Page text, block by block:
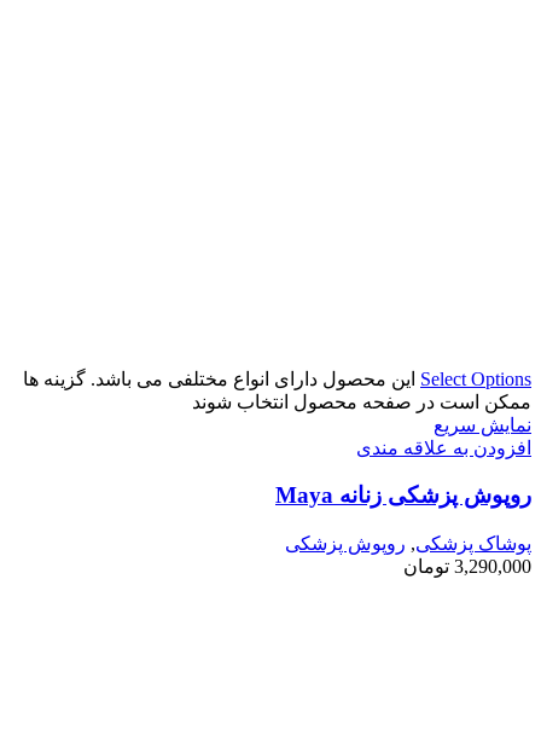
Select Options این محصول دارای انواع مختلفی می باشد. گزینه ها
ممکن است در صفحه محصول انتخاب شوند
نمایش سریع
افزودن به علاقه مندی
روپوش پزشکی زنانه Maya
پوشاک پزشکی, روپوش پزشکی
3,290,000 تومان